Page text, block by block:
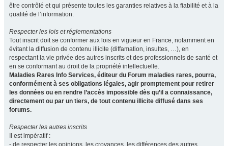
être contrôlé et qui présente toutes les garanties relatives à la fiabilité et à la
qualité de l’information.
Respecter les lois et réglementations
Tout inscrit doit se conformer aux lois en vigueur en France, notamment en
évitant la diffusion de contenu illicite (diffamation, insultes, …), en
respectant la vie privée des autres inscrits et des professionnels de santé et
en se conformant au droit de la propriété intellectuelle.
Maladies Rares Info Services, éditeur du Forum maladies rares, pourra,
conformément à ses obligations légales, agir promptement pour retirer
les données ou en rendre l’accès impossible dès qu’il a connaissance,
directement ou par un tiers, de tout contenu illicite diffusé dans ses
forums.
Respecter les autres inscrits
Il est impératif :
- de respecter les opinions, les croyances, les différences des autres